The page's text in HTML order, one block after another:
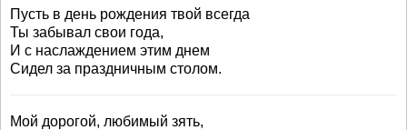
Пусть в день рождения твой всегда
Ты забывал свои года,
И с наслаждением этим днем
Сидел за праздничным столом.
Мой дорогой, любимый зять,